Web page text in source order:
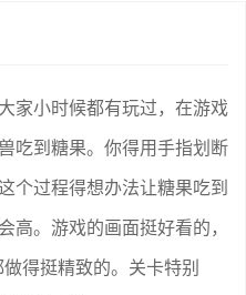
家小时候都有玩过，在游戏
吃到糖果。你得用手指划断
个过程得想办法让糖果吃到
高。游戏的画面挺好看的，
得挺精致的。关卡特别